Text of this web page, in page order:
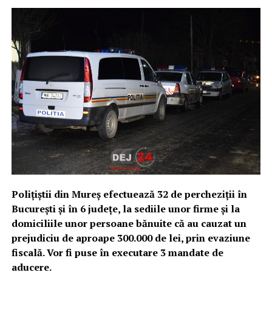
Polițiștii din Mureș efectuează 32 de percheziții în
București și în 6 județe, la sediile unor firme și la
domiciliile unor persoane bănuite că au cauzat un
prejudiciu de aproape 300.000 de lei, prin evaziune
fiscală. Vor fi puse în executare 3 mandate de
aducere.